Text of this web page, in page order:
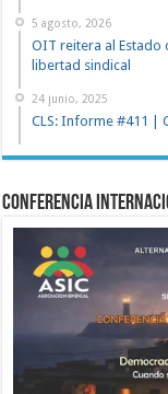
5 agosto, 2026
OIT reitera al Estado
libertad sindical
24 junio, 2025
CLS: Informe #411 |
Conferencia